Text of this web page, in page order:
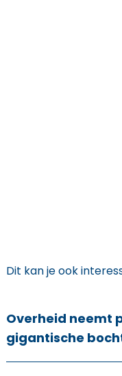
Dit kan je ook
Overheid neemt
gigantische